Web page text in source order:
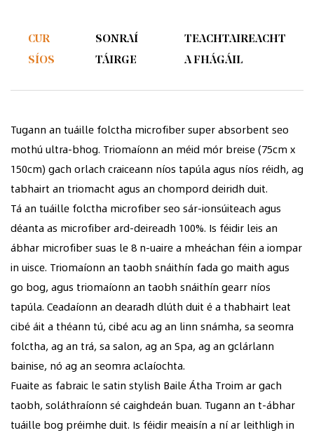
CUR
SÍOS
SONRAÍ
TÁIRGE
TEACHTAIREACHT
A FHÁGÁIL
Tugann an tuáille folctha microfiber super absorbent seo
mothú ultra-bhog. Triomaíonn an méid mór breise (75cm x
150cm) gach orlach craiceann níos tapúla agus níos réidh, ag
tabhairt an triomacht agus an chompord deiridh duit.
Tá an tuáille folctha microfiber seo sár-ionsúiteach agus
déanta as microfiber ard-deireadh 100%. Is féidir leis an
ábhar microfiber suas le 8 n-uaire a mheáchan féin a iompar
in uisce. Triomaíonn an taobh snáithín fada go maith agus
go bog, agus triomaíonn an taobh snáithín gearr níos
tapúla. Ceadaíonn an dearadh dlúth duit é a thabhairt leat
cibé áit a théann tú, cibé acu ag an linn snámha, sa seomra
folctha, ag an trá, sa salon, ag an Spa, ag an gclárlann
bainise, nó ag an seomra aclaíochta.
Fuaite as fabraic le satin stylish Baile Átha Troim ar gach
taobh, soláthraíonn sé caighdeán buan. Tugann an t-ábhar
tuáille bog préimhe duit. Is féidir meaisín a ní ar leithligh in